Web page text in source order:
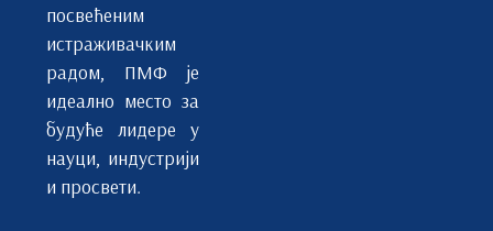
посвећеним
истраживачким
радом, ПМФ је
идеално место за
будуће лидере у
науци, индустрији
и просвети.